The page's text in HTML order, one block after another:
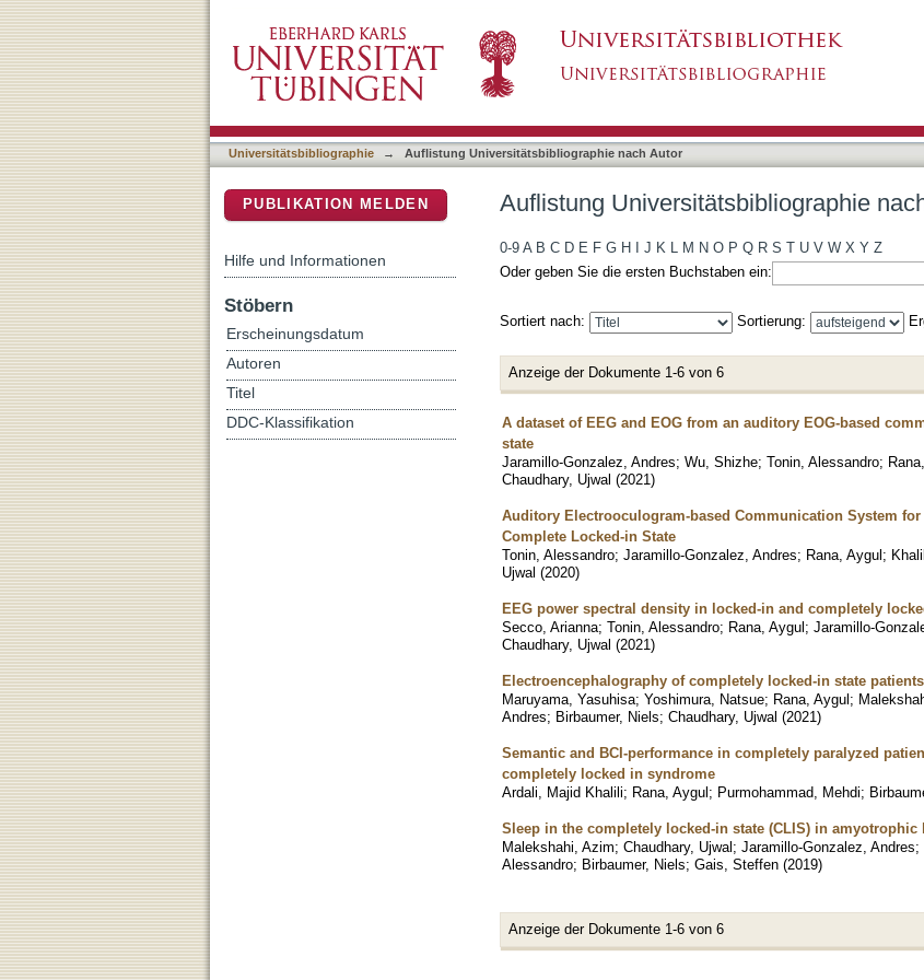
Universitätsbibliographie → Auflistung Universitätsbibliographie nach Autor
Auflistung Universitätsbibliographie
0-9 A B C D E F G H J K L M N O P Q R S T U V W X Y Z
Oder geben Sie die ersten Buchstaben ein:
Sortiert nach: Sortierung:
Anzeige der Dokumente 1-6 von 6
A dataset of EEG and EOG from an auditory EOG-based
state
Jaramillo-Gonzalez, Andres; Wu, Shizhe; Tonin, Alessandro;
Chaudhary, Ujwal (2021)
Auditory Electrooculogram-based Communication System
Complete Locked-in State
Tonin, Alessandro; Jaramillo-Gonzalez, Andres; Rana, Aygul;
Ujwal (2020)
EEG power spectral density in locked-in and completely
Secco, Arianna; Tonin, Alessandro; Rana, Aygul; Jaramillo-
Chaudhary, Ujwal (2021)
Electroencephalography of completely locked-in state
Maruyama, Yasuhisa; Yoshimura, Natsue; Rana, Aygul;
Andres; Birbaumer, Niels; Chaudhary, Ujwal (2021)
Semantic and BCI-performance in completely paralyzed
completely locked in syndrome
Ardali, Majid Khalili; Rana, Aygul; Purmohammad, Mehdi;
Sleep in the completely locked-in state (CLIS) in amyotrophic
Malekshahi, Azim; Chaudhary, Ujwal; Jaramillo-Gonzalez, Andres;
Alessandro; Birbaumer, Niels; Gais, Steffen (2019)
Anzeige der Dokumente 1-6 von 6
PUBLIKATION MELDEN
Hilfe und Informationen
Stöbern
Erscheinungsdatum
Autoren
Titel
DDC-Klassifikation